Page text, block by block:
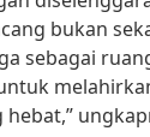
bukan
sebagai